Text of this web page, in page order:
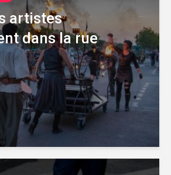
artistes
dans la rue